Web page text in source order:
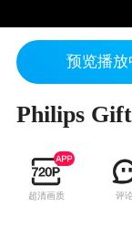
预览播放
超清画质 评论